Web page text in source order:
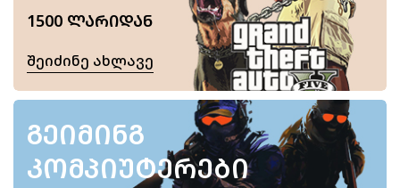
1500 ᲚᲐᲠᲘᲓᲐᲜ
Შეიძინე Ახლავე
ᲒᲔᲘᲛᲘᲜᲒ
ᲙᲝᲛᲞᲘᲣᲢᲔᲠᲔᲑᲘ